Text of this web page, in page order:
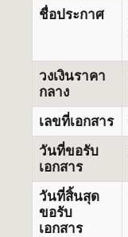
ชื่อประกาศ
วงเงินราคา
กลาง
เลขที่เอกสาร
วันที่ขอรับ
เอกสาร
วันที่สิ้นสุด
ขอรับ
เอกสาร